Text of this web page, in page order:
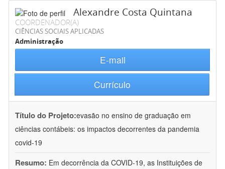
Alexandre Costa Quintana
COORDENADOR(A)
CIÊNCIAS SOCIAIS APLICADAS
Administração
E-mail
Currículo
Título do Projeto:evasão no ensino de graduação em
ciências contábeis: os impactos decorrentes da pandemia
covid-19
Resumo: Em decorrência da COVID-19, as Instituições de